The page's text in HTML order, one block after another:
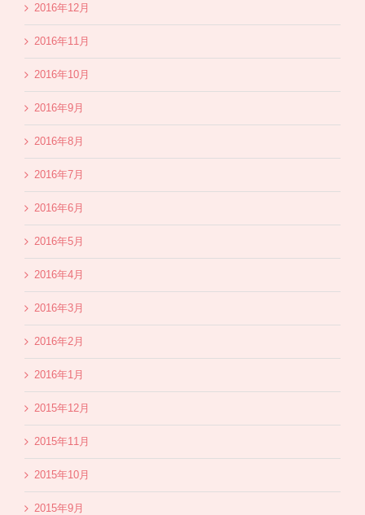
2016年12月
2016年11月
2016年10月
2016年9月
2016年8月
2016年7月
2016年6月
2016年5月
2016年4月
2016年3月
2016年2月
2016年1月
2015年12月
2015年11月
2015年10月
2015年9月